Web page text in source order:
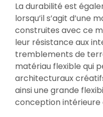
La durabilité est
lorsqu’il s’agit d’une
construites avec ce
leur résistance aux
tremblements de
matériau flexible qui
architecturaux
ainsi une grande
conception intérieure